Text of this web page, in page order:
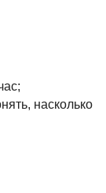
насколько